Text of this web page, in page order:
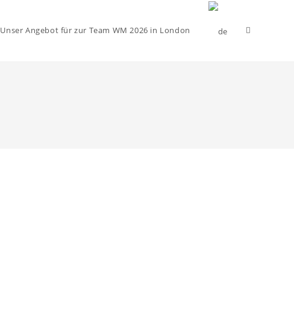
Unser Angebot für zur Team WM 2026 in London Website-